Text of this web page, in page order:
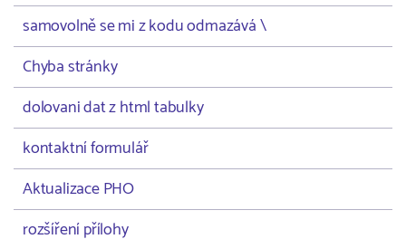
samovolně se mi z kodu odmazává \
Chyba stránky
dolovani dat z html tabulky
kontaktní formulář
Aktualizace PHO
rozšíření přílohy